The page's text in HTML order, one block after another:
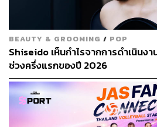
ในหลายทศวรรษที่ผ่านมา จีนเคยมีตั
GDP ที่สูงกว่าสหรัฐฯ อย่างมาก ซึ่ง
ไม่ง่ายที่จีนจะรักษาอัตราเติบโตที่สูงเ
เฉพาะอย่างยิ่ง เมื่อเศรษฐกิจจีนมีฐา
อัตราการเติบโตอย่างเต็มที่แล้ว ดังนั้
แซงหน้าสหรัฐฯ รัฐบาลจีนจำเป็นจะ
เพื่อรักษาระดับอัตราการเติบโตอย่า
จึงวิเคราะห์ว่า ในช่วงปี 2020-2035
ขยายตัวไม่ต่ำกว่าร้อยละ 4.7 ต่อปี
BEAUTY & GROOMING / POP
Shiseido เห็นกำไรจากการดำเนินง
ช่วงครึ่งแรกของปี 2026